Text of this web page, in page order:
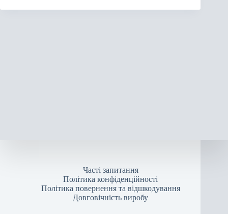
Часті запитання
Політика конфіденційності
Політика повернення та відшкодування
Довговічність виробу